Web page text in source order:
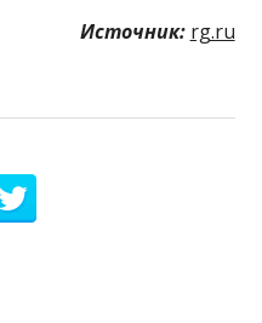
Источник: rg.ru